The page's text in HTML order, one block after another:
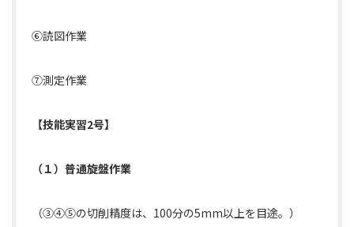
⑥読図作業
⑦測定作業
【技能実習2号】
（１）普通旋盤作業
（③④⑤の切削精度は、100分の5mm以上を目途。）